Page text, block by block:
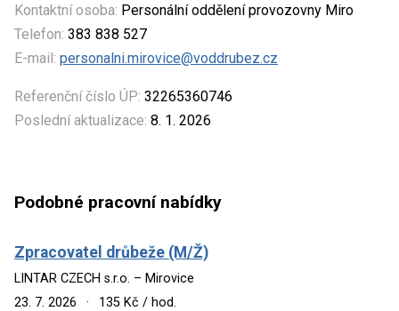
Kontaktní osoba: Personální oddělení provozovny Miro
Telefon: 383 838 527
E-mail: personalni.mirovice@voddrubez.cz
Referenční číslo ÚP: 32265360746
Poslední aktualizace: 8. 1. 2026
Podobné pracovní nabídky
Zpracovatel drůbeže (M/Ž)
LINTAR CZECH s.r.o. – Mirovice
23. 7. 2026
· 135 Kč / hod.